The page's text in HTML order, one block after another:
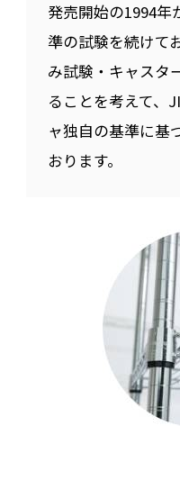
発売開始の1994年
準の試験を続けて
み試験・キャスタ
ることを考えて、
ャ独自の基準に基
おります。